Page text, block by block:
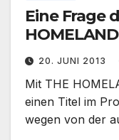
Eine Frage
20. JUNI 2013
Mit THE
einen Titel im
wegen von der